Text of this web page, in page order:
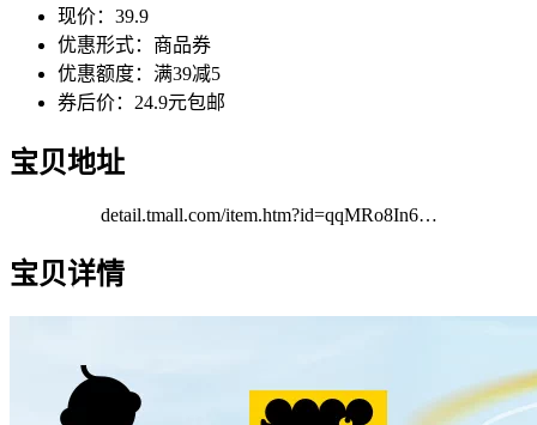
现价：39.9
优惠形式：商品券
优惠额度：满39减5
券后价：24.9元包邮
宝贝地址
detail.tmall.com/item.htm?id=qqMRo8In6…
宝贝详情